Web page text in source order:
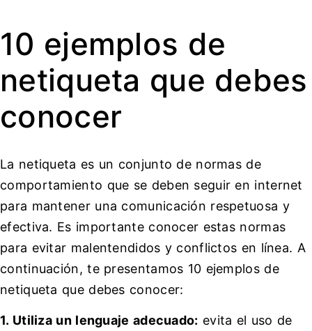
10 ejemplos de
netiqueta que debes
conocer
La netiqueta es un conjunto de normas de
comportamiento que se deben seguir en internet
para mantener una comunicación respetuosa y
efectiva. Es importante conocer estas normas
para evitar malentendidos y conflictos en línea. A
continuación, te presentamos 10 ejemplos de
netiqueta que debes conocer:
1. Utiliza un lenguaje adecuado: evita el uso de